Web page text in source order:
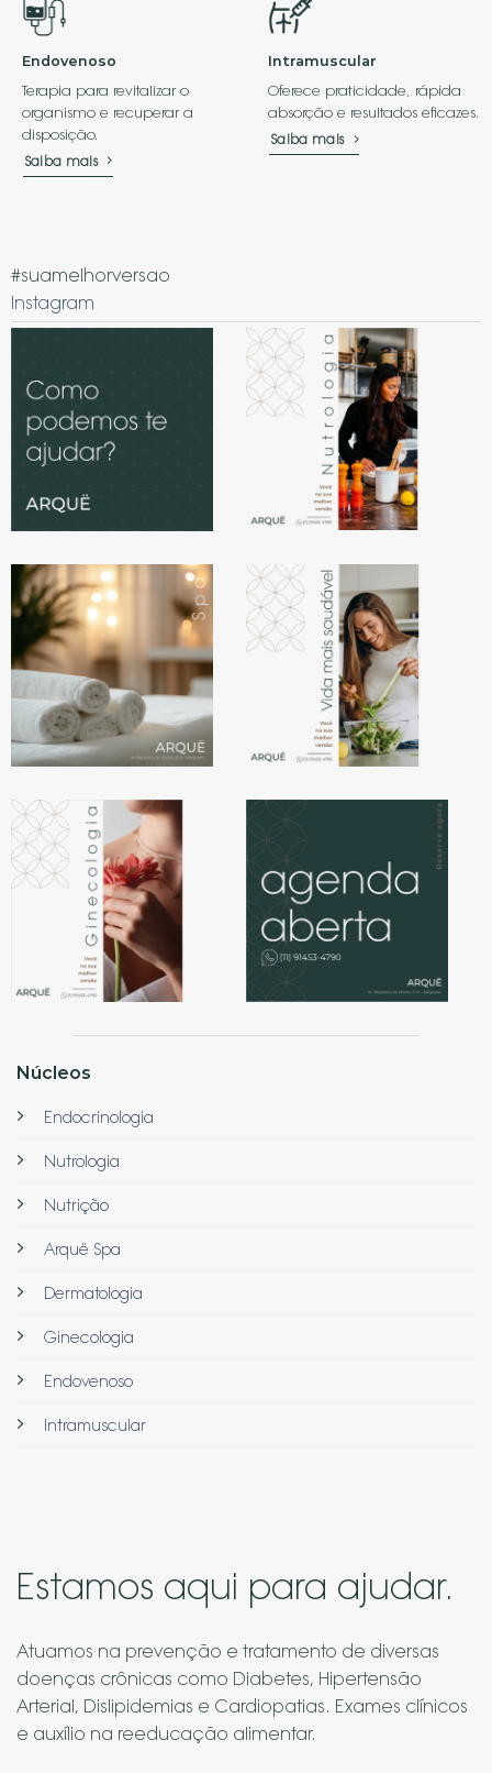
Endovenoso
Terapia para revitalizar o
organismo e recuperar a
disposição.
Saiba mais
Intramuscular
Oferece praticidade, rápida
absorção e resultados eficazes.
Saiba mais
#suamelhorversao
Instagram
Núcleos
Endocrinologia
Nutrologia
Nutrição
Arquë Spa
Dermatologia
Ginecologia
Endovenoso
Intramuscular
Estamos aqui para ajudar.
Atuamos na prevenção e tratamento de diversas
doenças crônicas como Diabetes, Hipertensão
Arterial, Dislipidemias e Cardiopatias. Exames clínicos
e auxílio na reeducação alimentar.